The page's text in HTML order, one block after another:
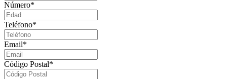
Número*
Teléfono*
Email*
Código Postal*